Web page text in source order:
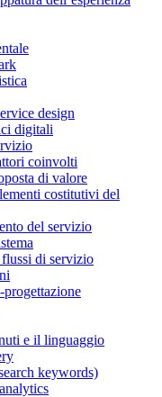
design
digitali
coinvolti
di valore
costitutivi del
del servizio
flussi di servizio
e il linguaggio
keywords)